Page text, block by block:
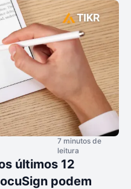
7 minutos de
leitura
últimos 12
podem